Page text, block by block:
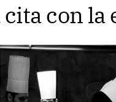
cita con